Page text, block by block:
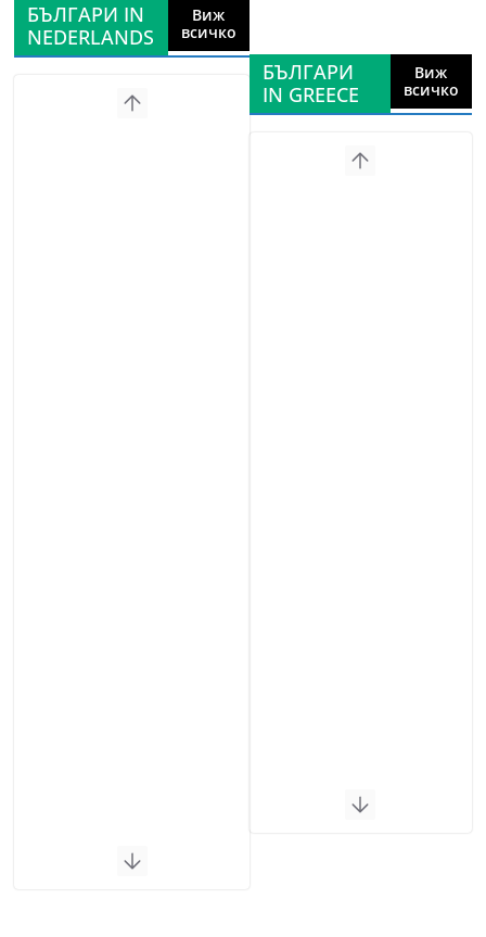
БЪЛГАРИ IN
NEDERLANDS
Виж
всичко
БЪЛГАРИ
IN GREECE
Виж
всичко